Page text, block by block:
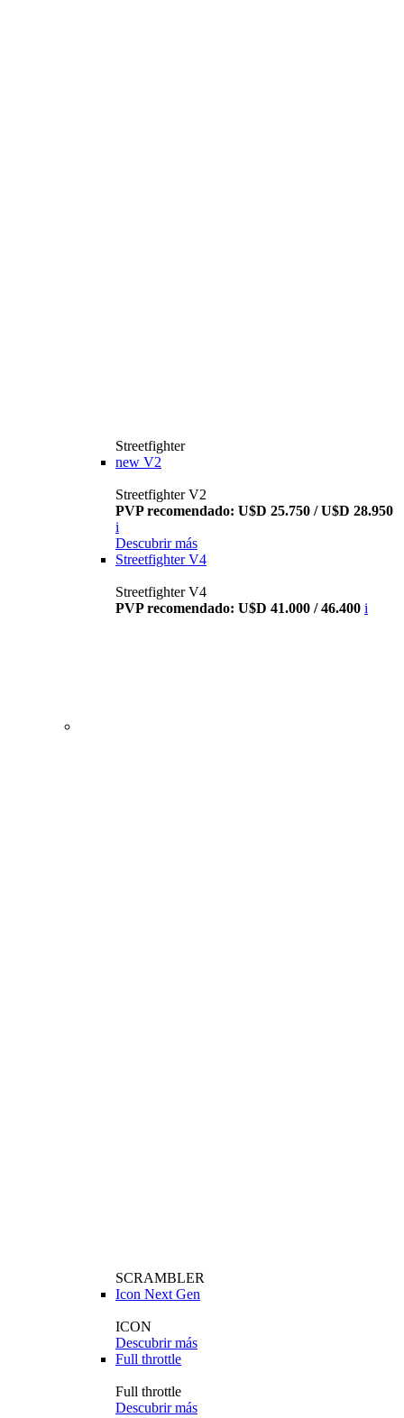
Streetfighter
new V2
Streetfighter V2
PVP recomendado: U$D 25.750 / U$D 28.950
i
Descubrir más
Streetfighter V4
Streetfighter V4
PVP recomendado: U$D 41.000 / 46.400 i
SCRAMBLER
Icon Next Gen
ICON
Descubrir más
Full throttle
Full throttle
Descubrir más